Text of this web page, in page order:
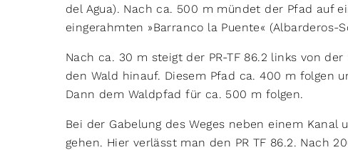
del Agua). Nach ca. 500 m mündet der Pfad auf
eingerahmten »Barranco la Puente« (Albarderos-
Nach ca. 30 m steigt der PR-TF 86.2 links von
den Wald hinauf. Diesem Pfad ca. 400 m folgen
Dann dem Waldpfad für ca. 500 m folgen.
Bei der Gabelung des Weges neben einem
gehen. Hier verlässt man den PR TF 86.2. Nach